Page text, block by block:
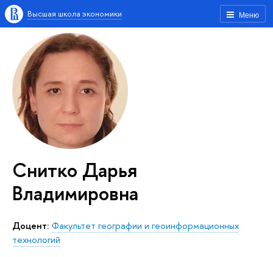
Меню
Высшая школа экономики
Снитко Дарья
Владимировна
Доцент: Факультет географии и геоинформационных
технологий